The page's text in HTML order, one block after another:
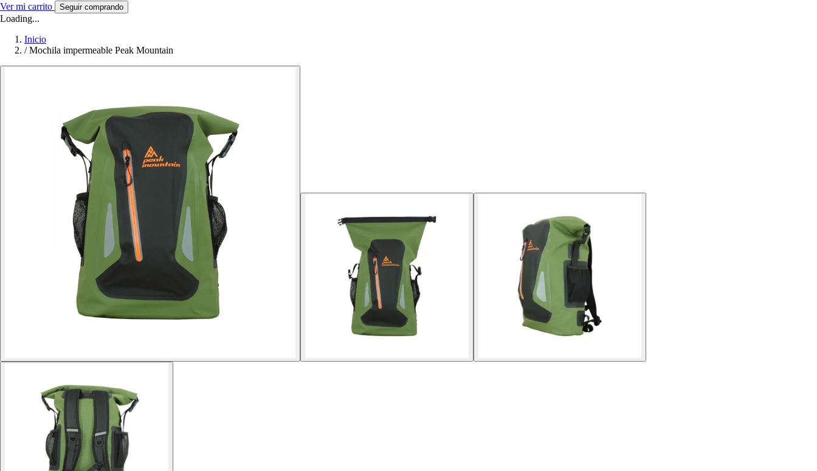
Ver mi carrito Seguir comprando
Loading...
Inicio
/ Mochila impermeable Peak Mountain